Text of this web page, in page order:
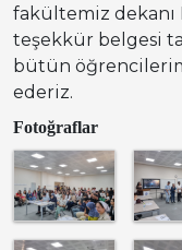
fakültemiz dekanı
teşekkür belgesi
bütün
ederiz.
Fotoğraflar